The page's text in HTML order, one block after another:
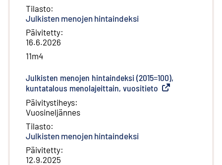
Tilasto:
Julkisten menojen hintaindeksi
Päivitetty:
16.6.2026
11m4
Julkisten menojen hintaindeksi (2015=100),
kuntatalous menolajeittain, vuositieto Ulkoinen linkki
Päivitystiheys:
Vuosineljännes
Tilasto:
Julkisten menojen hintaindeksi
Päivitetty:
12.9.2025